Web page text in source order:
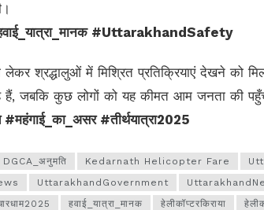
#UttarakhandSafety
लेकर श्रद्धालुओं में मिश्रित प्रतिक्रियाएं देखने को
हैं, जबकि कुछ लोगों को यह कीमत आम जनता की
#महंगाई_का_असर #तीर्थयात्रा2025
DGCA_अनुमति Kedarnath Helicopter Fare
UttarakhandGovernment
हवाई_यात्रा_मानक हेलीकॉप्टरकिराया